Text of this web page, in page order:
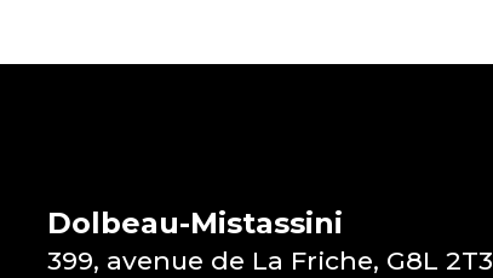
Dolbeau-Mistassini
399, avenue de La Friche, G8L 2T3